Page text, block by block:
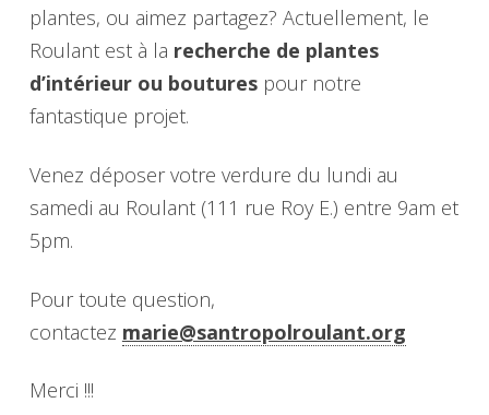
plantes, ou aimez partagez? Actuellement, le
Roulant est à la recherche de plantes
d’intérieur ou bouturespour notre
fantastique projet.
Venez déposer votre verdure du lundi au
samedi au Roulant (111 rue Roy E.) entre 9am et
5pm.
Pour toute question,
contactez marie@santropolroulant.org
Merci !!!